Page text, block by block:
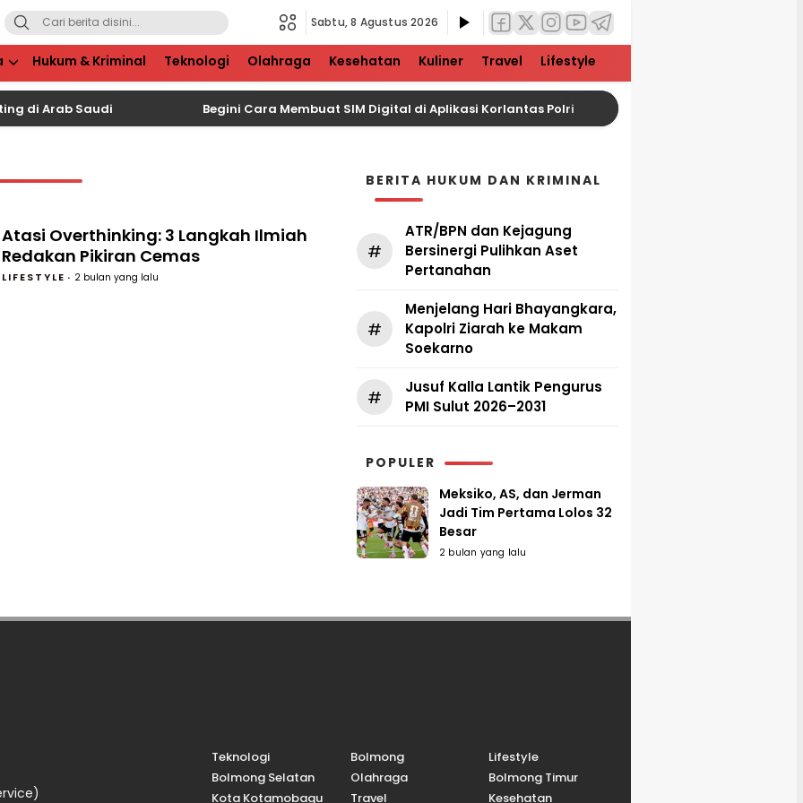
Sabtu, 8 Agustus 2026
Hukum & Kriminal Teknologi Olahraga Kesehatan Kuliner Travel Lifestyle
di Arab Saudi Begini Cara Membuat SIM Digital di Aplikasi Korlantas Polri
Atasi Overthinking: 3 Langkah Ilmiah
Redakan Pikiran Cemas
LIFESTYLE 2 bulan yang lalu
BERITA HUKUM DAN KRIMINAL
#
ATR/BPN dan Kejagung
Bersinergi Pulihkan Aset
Pertanahan
#
Menjelang Hari Bhayangkara,
Kapolri Ziarah ke Makam
Soekarno
#
Jusuf Kalla Lantik Pengurus
PMI Sulut 2026–2031
POPULER
Meksiko, AS, dan Jerman
Jadi Tim Pertama Lolos 32
Besar
2 bulan yang lalu
Teknologi Bolmong
Lifestyle
Bolmong Selatan
Olahraga
Bolmong Timur
Kota Kotamobagu
Travel Kesehatan